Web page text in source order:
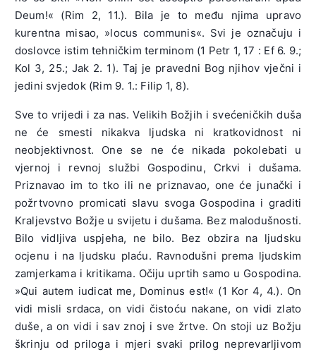
Deum!« (Rim 2, 11.). Bila je to među njima upravo
kurentna misao, »locus communis«. Svi je označuju i
doslovce istim tehničkim terminom (1 Petr 1, 17 : Ef 6. 9.;
Kol 3, 25.; Jak 2. 1). Taj je pravedni Bog njihov vječni i
jedini svjedok (Rim 9. 1.: Filip 1, 8).
Sve to vrijedi i za nas. Velikih Božjih i svećeničkih duša
ne će smesti nikakva ljudska ni kratkovidnost ni
neobjektivnost. One se ne će nikada pokolebati u
vjernoj i revnoj službi Gospodinu, Crkvi i dušama.
Priznavao im to tko ili ne priznavao, one će junački i
požrtvovno promicati slavu svoga Gospodina i graditi
Kraljevstvo Božje u svijetu i dušama. Bez malodušnosti.
Bilo vidljiva uspjeha, ne bilo. Bez obzira na ljudsku
ocjenu i na ljudsku plaću. Ravnodušni prema ljudskim
zamjerkama i kritikama. Očiju uprtih samo u Gospodina.
»Qui autem iudicat me, Dominus est!« (1 Kor 4, 4.). On
vidi misli srdaca, on vidi čistoću nakane, on vidi zlato
duše, a on vidi i sav znoj i sve žrtve. On stoji uz Božju
škrinju od priloga i mjeri svaki prilog neprevarljivom